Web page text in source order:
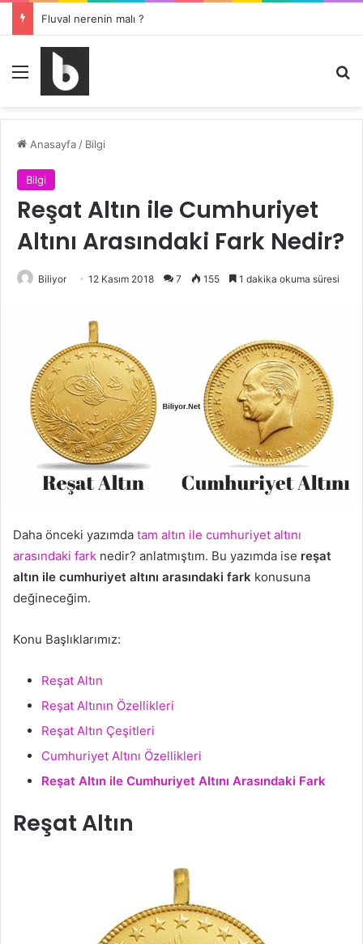
Mercedes Aktif Fren Yardımcısı kapatma nasıl yapılır ?
Menü
Anasayfa / Bilgi
Bilgi
Reşat Altın ile Cumhuriyet
Altını Arasındaki Fark Nedir?
Biliyor 12 Kasım 2018 7 155 1 dakika okuma süresi
Daha önceki yazımda tam altın ile cumhuriyet altını
arasındaki fark nedir? anlatmıştım. Bu yazımda ise reşat
altın ile cumhuriyet altını arasındaki fark konusuna
değineceğim.
Konu Başlıklarımız:
Reşat Altın
Reşat Altının Özellikleri
Reşat Altın Çeşitleri
Cumhuriyet Altını Özellikleri
Reşat Altın ile Cumhuriyet Altını Arasındaki Fark
Reşat Altın